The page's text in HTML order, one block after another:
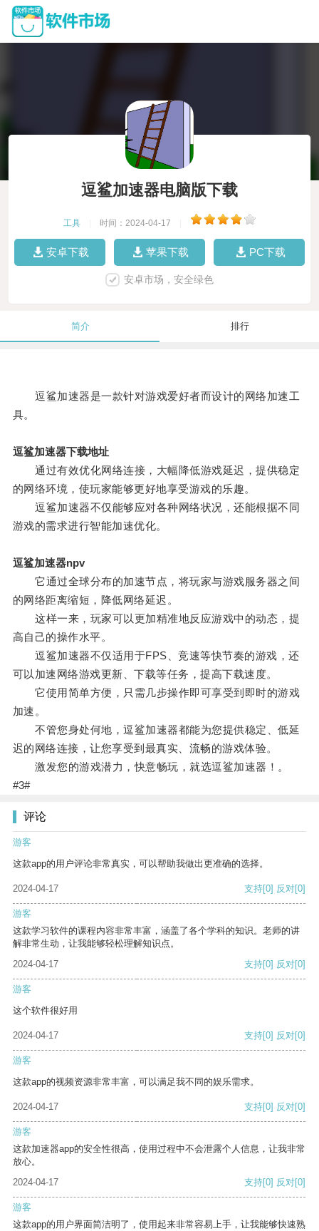
逗鲨加速器电脑版下载
工具 时间：2024-04-17
安卓下载 苹果下载 PC下载
安卓市场，安全绿色
简介 排行
逗鲨加速器是一款针对游戏爱好者而设计的网络加速工
具。
逗鲨加速器下载地址
通过有效优化网络连接，大幅降低游戏延迟，提供稳定
的网络环境，使玩家能够更好地享受游戏的乐趣。
逗鲨加速器不仅能够应对各种网络状况，还能根据不同
游戏的需求进行智能加速优化。
逗鲨加速器npv
它通过全球分布的加速节点，将玩家与游戏服务器之间
的网络距离缩短，降低网络延迟。
这样一来，玩家可以更加精准地反应游戏中的动态，提
高自己的操作水平。
逗鲨加速器不仅适用于FPS、竞速等快节奏的游戏，还
可以加速网络游戏更新、下载等任务，提高下载速度。
它使用简单方便，只需几步操作即可享受到即时的游戏
加速。
不管您身处何地，逗鲨加速器都能为您提供稳定、低延
迟的网络连接，让您享受到最真实、流畅的游戏体验。
激发您的游戏潜力，快意畅玩，就选逗鲨加速器！。
#3#
评论
游客
这款app的用户评论非常真实，可以帮助我做出更准确的选择。
2024-04-17 支持[0] 反对[0]
游客
这款学习软件的课程内容非常丰富，涵盖了各个学科的知识。老师的讲
解非常生动，让我能够轻松理解知识点。
2024-04-17
支持[0] 反对[0]
游客
这个软件很好用
2024-04-17 支持[0] 反对[0]
游客
这款app的视频资源非常丰富，可以满足我不同的娱乐需求。
2024-04-17 支持[0] 反对[0]
游客
这款加速器app的安全性很高，使用过程中不会泄露个人信息，让我非常
放心。
2024-04-17
支持[0] 反对[0]
游客
这款app的用户界面简洁明了，使用起来非常容易上手，让我能够快速熟